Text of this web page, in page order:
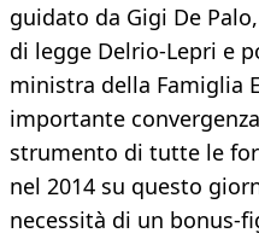
guidato da Gigi De
di legge Delrio-Lepri e
ministra della Famiglia
importante
strumento di tutte le
nel 2014 su questo
necessità di un bonus-